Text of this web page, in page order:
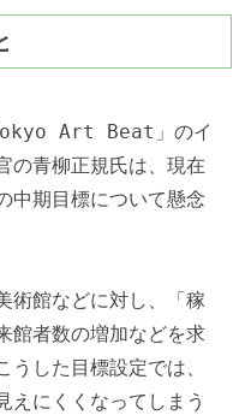
Art Beat」のイ
の青柳正規氏は、現在
中期目標について懸念
術館などに対し、「稼
館者数の増加などを求
した目標設定では、
えにくくなってしまう